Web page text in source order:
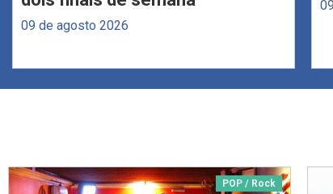
09 de agosto 2026
POP / Rock